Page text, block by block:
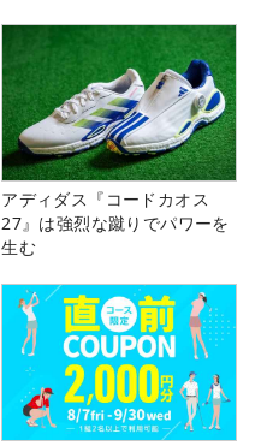
アディダス『コードカオス
27』は強烈な蹴りでパワーを
生む